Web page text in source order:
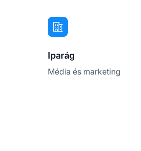
Iparág
Média és marketing